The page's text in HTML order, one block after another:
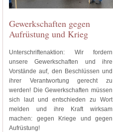
Gewerkschaften gegen
Aufrüstung und Krieg
Unterschriftenaktion: Wir fordern
unsere Gewerkschaften und ihre
Vorstände auf, den Beschlüssen und
ihrer Verantwortung gerecht zu
werden! Die Gewerkschaften müssen
sich laut und entschieden zu Wort
melden und ihre Kraft wirksam
machen: gegen Kriege und gegen
Aufrüstung!